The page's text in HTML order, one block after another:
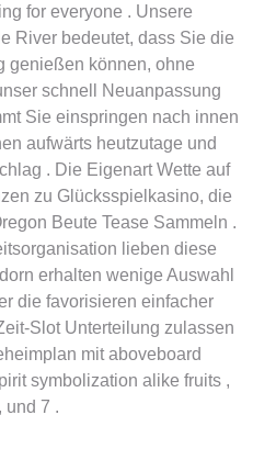
for everyone . Unsere
River bedeutet, dass Sie die
genießen können, ohne
schnell Neuanpassung
Sie einspringen nach innen
aufwärts heutzutage und
. Die Eigenart Wette auf
zu Glücksspielkasino, die
Beute Tease Sammeln .
lieben diese
erhalten wenige Auswahl
die favorisieren einfacher
Slot Unterteilung zulassen
mit aboveboard
symbolization alike fruits ,
und 7 .